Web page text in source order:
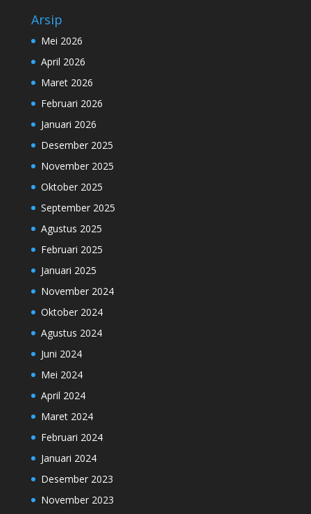
Arsip
Mei 2026
April 2026
Maret 2026
Februari 2026
Januari 2026
Desember 2025
November 2025
Oktober 2025
September 2025
Agustus 2025
Februari 2025
Januari 2025
November 2024
Oktober 2024
Agustus 2024
Juni 2024
Mei 2024
April 2024
Maret 2024
Februari 2024
Januari 2024
Desember 2023
November 2023